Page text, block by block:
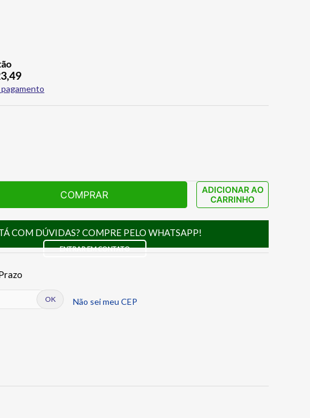
,49
COMPRAR
ADICIONAR AO
CARRINHO
COM DÚVIDAS? COMPRE PELO WHATSAPP!
ENTRAR EM CONTATO
Não sei meu CEP